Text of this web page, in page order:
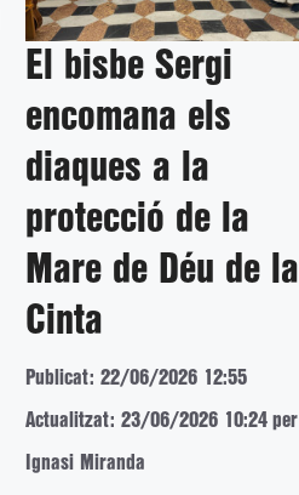
El bisbe Sergi
encomana els
diaques a la
protecció de la
Mare de Déu de la
Cinta
Publicat: 22/06/2026 12:55
Actualitzat: 23/06/2026 10:24 per
Ignasi Miranda